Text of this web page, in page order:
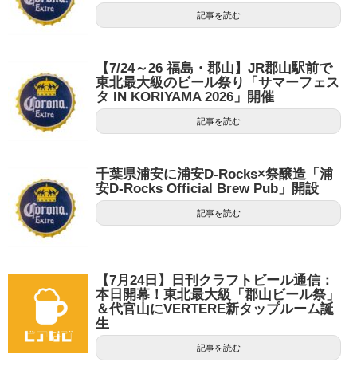
記事を読む
【7/24～26 福島・郡山】JR郡山駅前で
東北最大級のビール祭り「サマーフェス
タ IN KORIYAMA 2026」開催
記事を読む
千葉県浦安に浦安D-Rocks×祭醸造「浦
安D-Rocks Official Brew Pub」開設
記事を読む
【7月24日】日刊クラフトビール通信：
本日開幕！東北最大級「郡山ビール祭」
＆代官山にVERTERE新タップルーム誕
生
記事を読む